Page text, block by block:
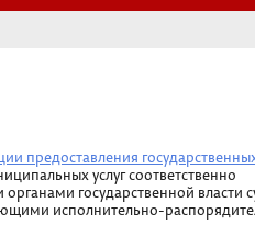
предоставления
услуг соответственно
государственной власти
исполнительно-